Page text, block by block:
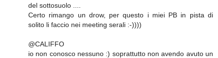
del sottosuolo ....
Certo rimango un drow, per questo i miei PB in pista di
solito li faccio nei meeting serali :-))))
@CALIFFO
io non conosco nessuno :) soprattutto non avendo avuto un